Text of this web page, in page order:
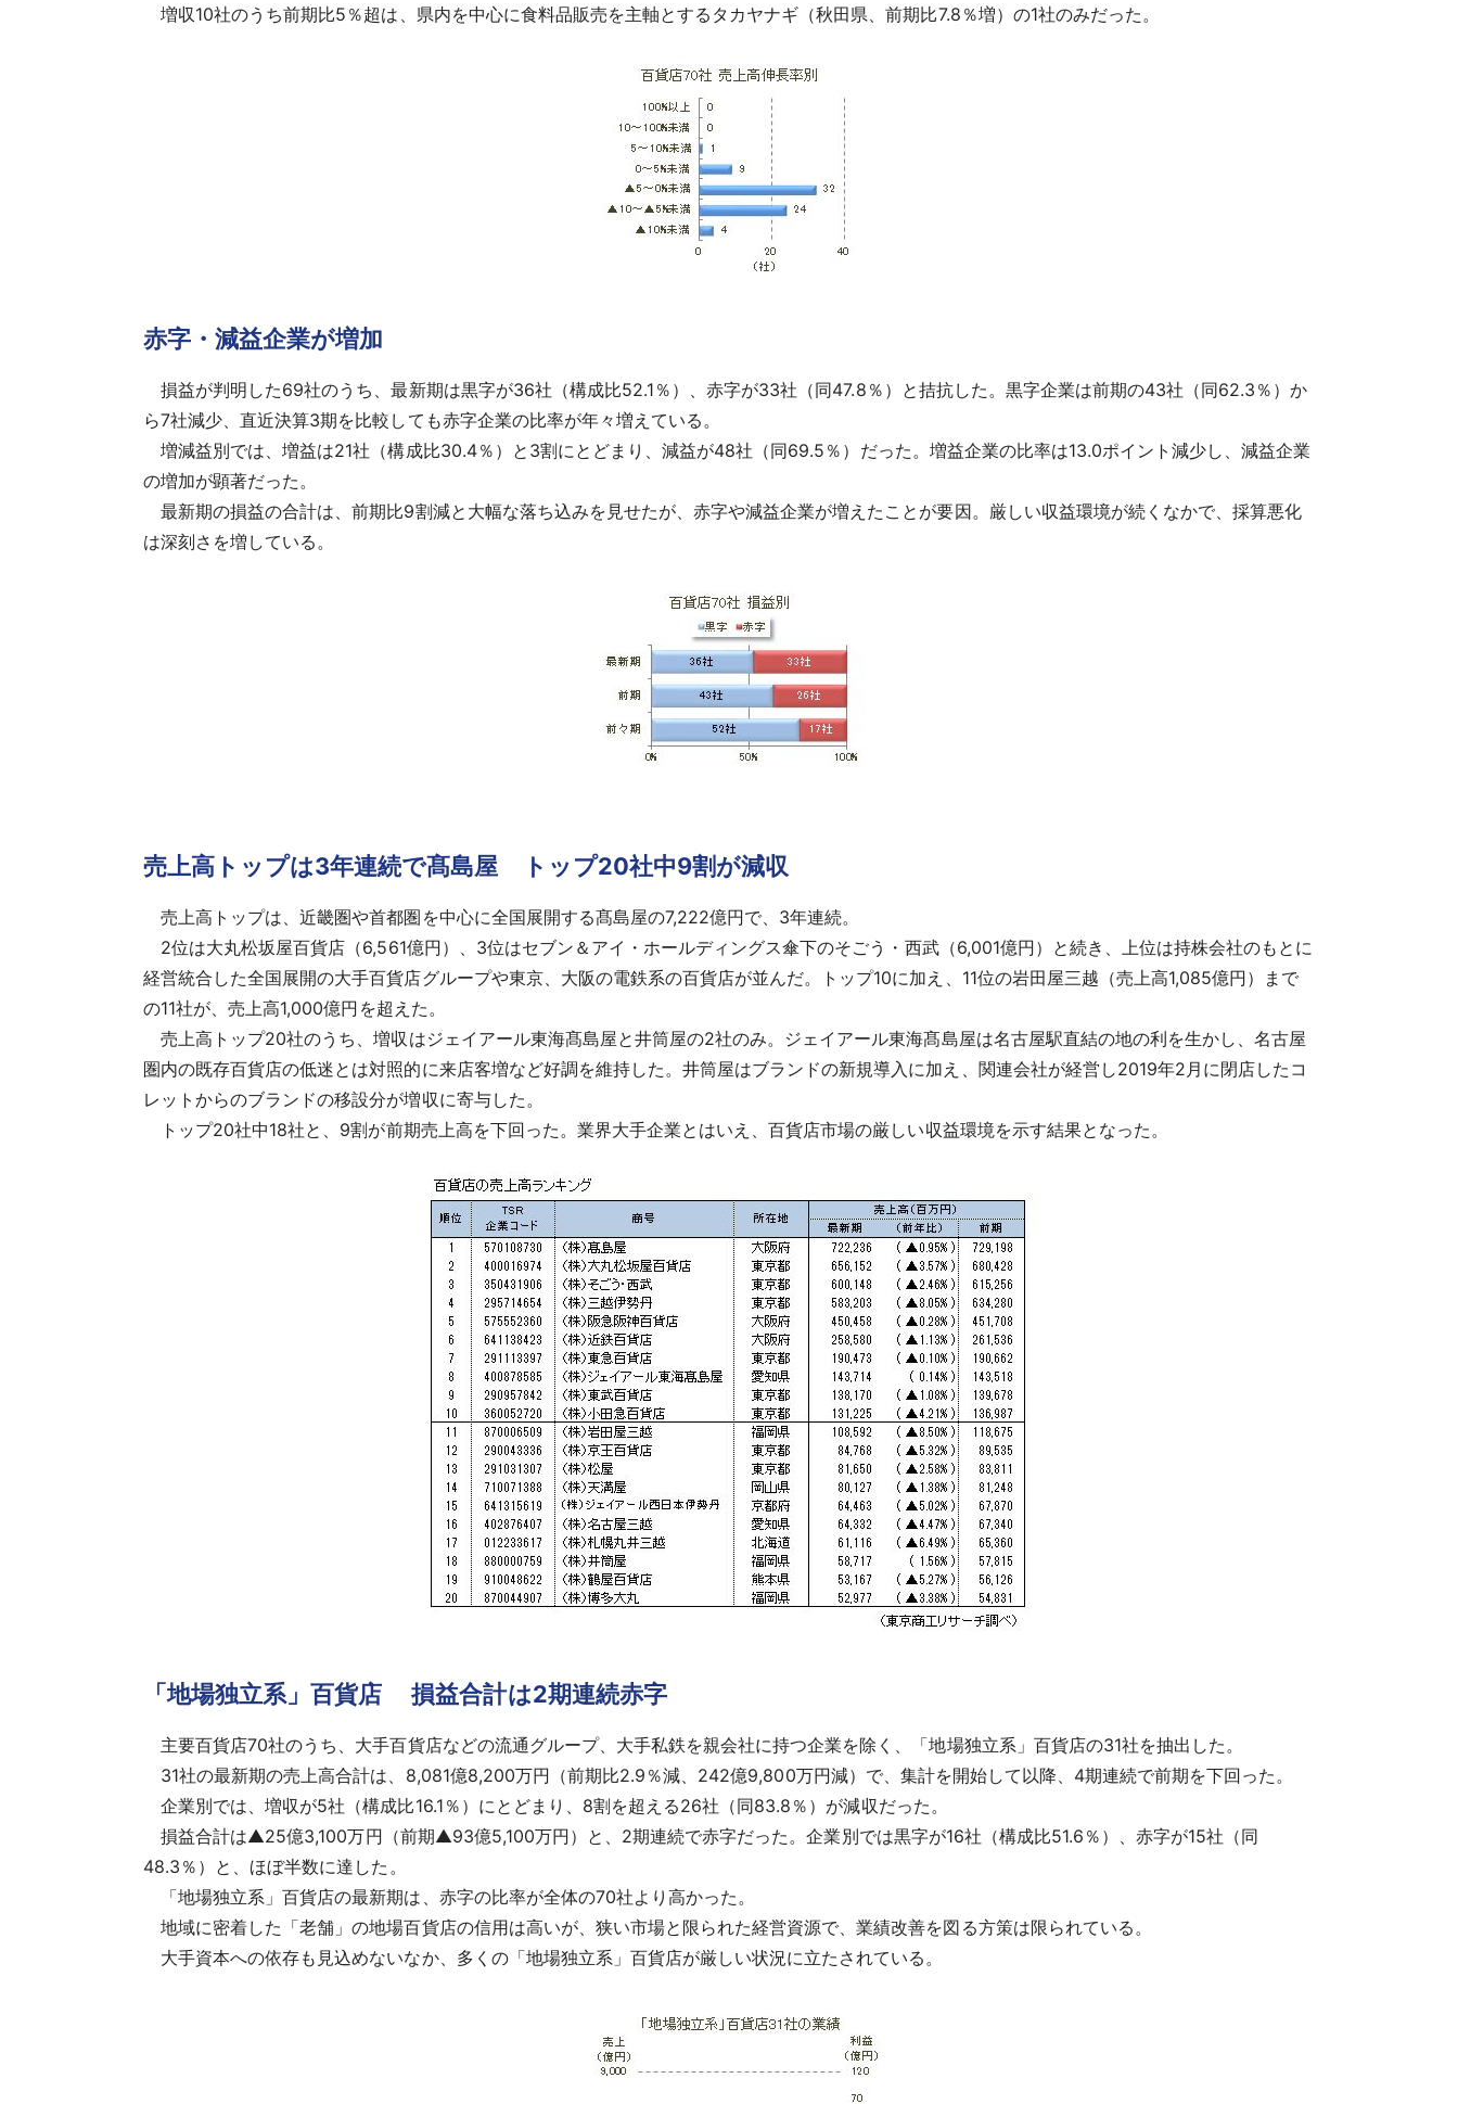
増収10社のうち前期比5％超は、県内を中心に食料品販売を主軸とするタカヤナギ（秋田県、前期比7.8％増）の1社のみだった。
赤字・減益企業が増加
損益が判明した69社のうち、最新期は黒字が36社（構成比52.1％）、赤字が33社（同47.8％）と拮抗した。黒字企業は前期の43社（同62.3％）か
ら7社減少、直近決算3期を比較しても赤字企業の比率が年々増えている。
増減益別では、増益は21社（構成比30.4％）と3割にとどまり、減益が48社（同69.5％）だった。増益企業の比率は13.0ポイント減少し、減益企業
の増加が顕著だった。
最新期の損益の合計は、前期比9割減と大幅な落ち込みを見せたが、赤字や減益企業が増えたことが要因。厳しい収益環境が続くなかで、採算悪化
は深刻さを増している。
売上高トップは3年連続で髙島屋 トップ20社中9割が減収
売上高トップは、近畿圏や首都圏を中心に全国展開する髙島屋の7,222億円で、3年連続。
2位は大丸松坂屋百貨店（6,561億円）、3位はセブン＆アイ・ホールディングス傘下のそごう・西武（6,001億円）と続き、上位は持株会社のもとに
経営統合した全国展開の大手百貨店グループや東京、大阪の電鉄系の百貨店が並んだ。トップ10に加え、11位の岩田屋三越（売上高1,085億円）まで
の11社が、売上高1,000億円を超えた。
売上高トップ20社のうち、増収はジェイアール東海髙島屋と井筒屋の2社のみ。ジェイアール東海髙島屋は名古屋駅直結の地の利を生かし、名古屋
圏内の既存百貨店の低迷とは対照的に来店客増など好調を維持した。井筒屋はブランドの新規導入に加え、関連会社が経営し2019年2月に閉店したコ
レットからのブランドの移設分が増収に寄与した。
トップ20社中18社と、9割が前期売上高を下回った。業界大手企業とはいえ、百貨店市場の厳しい収益環境を示す結果となった。
「地場独立系」百貨店 損益合計は2期連続赤字
主要百貨店70社のうち、大手百貨店などの流通グループ、大手私鉄を親会社に持つ企業を除く、「地場独立系」百貨店の31社を抽出した。
31社の最新期の売上高合計は、8,081億8,200万円（前期比2.9％減、242億9,800万円減）で、集計を開始して以降、4期連続で前期を下回った。
企業別では、増収が5社（構成比16.1％）にとどまり、8割を超える26社（同83.8％）が減収だった。
損益合計は▲25億3,100万円（前期▲93億5,100万円）と、2期連続で赤字だった。企業別では黒字が16社（構成比51.6％）、赤字が15社（同
48.3％）と、ほぼ半数に達した。
「地場独立系」百貨店の最新期は、赤字の比率が全体の70社より高かった。
地域に密着した「老舗」の地場百貨店の信用は高いが、狭い市場と限られた経営資源で、業績改善を図る方策は限られている。
大手資本への依存も見込めないなか、多くの「地場独立系」百貨店が厳しい状況に立たされている。